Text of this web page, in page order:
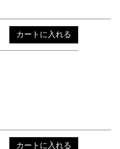
カートに入れる
カートに入れる